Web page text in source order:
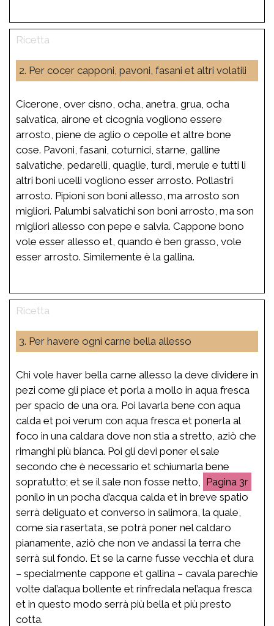
2. Per cocer capponi, pavoni, fasani et altri volatili
Cicerone, over cisno, ocha, anetra, grua, ocha
salvatica, airone et cicognia vogliono essere
arrosto, piene de aglio o cepolle et altre bone
cose. Pavoni, fasani, coturnici, starne, galline
salvatiche, pedarelli, quaglie, turdi, merule e tutti li
altri boni ucelli vogliono esser arrosto. Pollastri
arrosto. Pipioni son boni allesso, ma arrosto son
migliori. Palumbi salvatichi son boni arrosto, ma son
migliori allesso con pepe e salvia. Cappone bono
vole esser allesso et, quando è ben grasso, vole
esser arrosto. Similemente è la gallina.
3. Per havere ogni carne bella allesso
Chi vole haver bella carne allesso la deve dividere in
pezi come gli piace et porla a mollo in aqua fresca
per spacio de una ora. Poi lavarla bene con aqua
calda et poi verum con aqua fresca et ponerla al
foco in una caldara dove non stia a stretto, aziò che
rimanghi più bianca. Poi gli devi poner el sale
secondo che è necessario et schiumarla bene
sopratutto; et se il sale non fosse netto,
3r
ponilo in un pocha d’acqua calda et in breve spatio
serrà deliguato et converso in salimora, la quale,
come sia rasertata, se potrà poner nel caldaro
pianamente, aziò che non ve andassi la terra che
serrà sul fondo. Et se la carne fusse vecchia et dura
– specialmente cappone et gallina – cavala parechie
volte dal’aqua bollente et rinfredala nel’aqua fresca
et in questo modo serrà più bella et più presto
cotta.